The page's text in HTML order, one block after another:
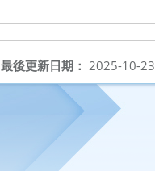
最後更新日期： 2025-10-23